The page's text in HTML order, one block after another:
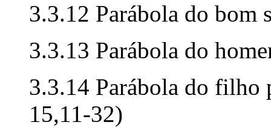
3.3.12 Parábola do bom
3.3.13 Parábola do
3.3.14 Parábola do
15,11-32)